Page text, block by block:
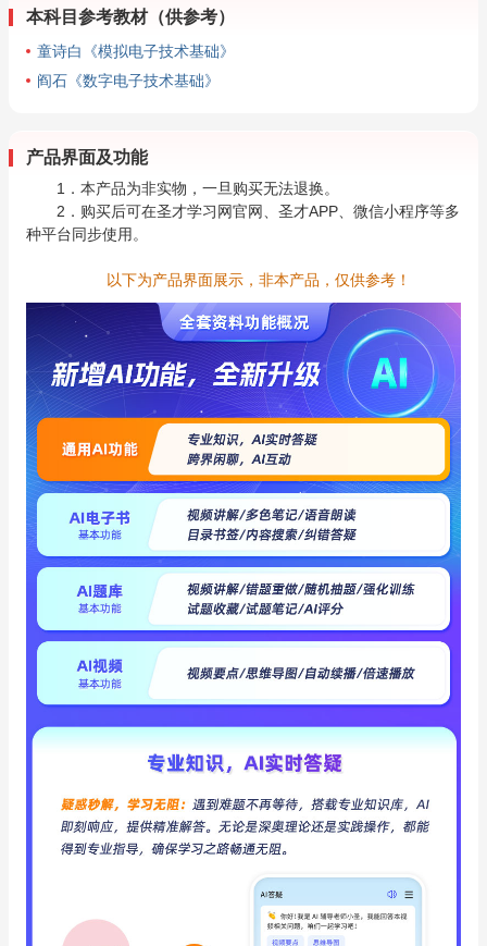
本科目参考教材（供参考）
童诗白《模拟电子技术基础》
阎石《数字电子技术基础》
产品界面及功能
1．本产品为非实物，一旦购买无法退换。
2．购买后可在圣才学习网官网、圣才APP、微信小程序等多
种平台同步使用。
以下为产品界面展示，非本产品，仅供参考！